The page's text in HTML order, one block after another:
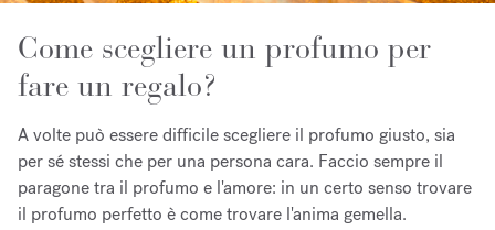
Come scegliere un profumo per
fare un regalo?
A volte può essere difficile scegliere il profumo giusto, sia
per sé stessi che per una persona cara. Faccio sempre il
paragone tra il profumo e l'amore: in un certo senso trovare
il profumo perfetto è come trovare l'anima gemella.